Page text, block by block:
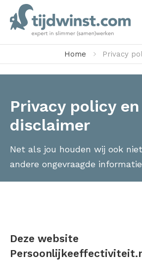
Home Privacy
Privacy policy en
disclaimer
Net als jou houden wij ook
andere ongevraagde
Deze website